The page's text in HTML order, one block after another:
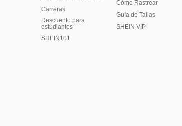
Carreras
Descuento para
estudiantes
SHEIN101
Cómo Rastrear
Guía de Tallas
SHEIN VIP